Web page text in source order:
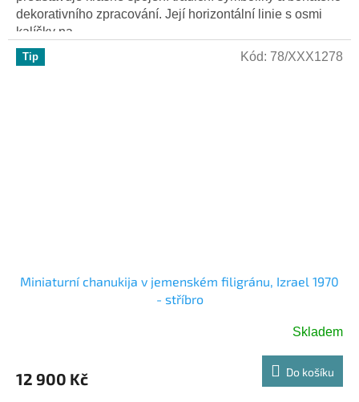
dekorativního zpracování. Její horizontální linie s osmi
kalíšky na...
Tip
Miniaturní chanukija v jemenském filigránu, Izrael 1970
- stříbro
Skladem
12 900 Kč Do košíku
Kód: 78/XXX1278